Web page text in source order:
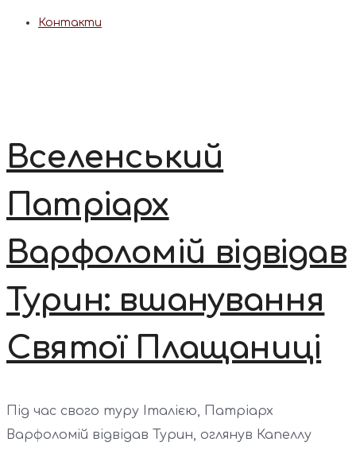
Контакти
Вселенський
Патріарх
Варфоломій відвідав
Турин: вшанування
Святої Плащаниці
Під час свого туру Італією, Патріарх
Варфоломій відвідав Турин, оглянув Капеллу